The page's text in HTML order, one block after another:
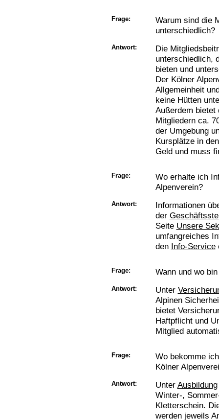
Frage:
Warum sind die
unterschiedlich?
Antwort:
Die
unterschiedlich,
bieten und
Der Kölner
Allgemeinheit
keine Hütten
Außerdem bietet
Mitgliedern ca.
der Umgebung
Kursplätze in
Geld und muss
Frage:
Wo erhalte ich
Alpenverein?
Antwort:
Informationen
der
Seite Unsere
umfangreiches
den Info-Service
Frage: Wann und wo
Antwort: Unter
Alpinen
bietet
Haftpflicht und
Mitglied
Frage:
Wo bekomme
Kölner
Antwort: Unter Ausbildung
Winter-,
Kletterschein.
werden jeweils